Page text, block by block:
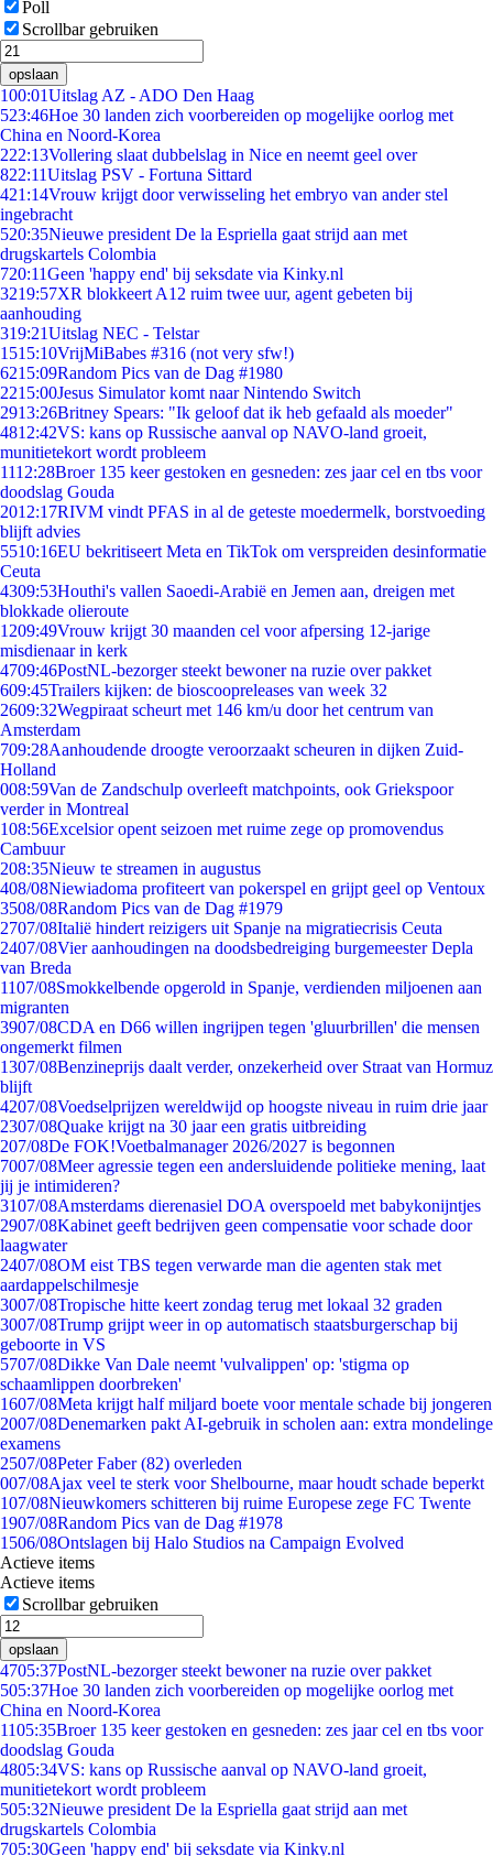
Poll
Scrollbar gebruiken
opslaan
100:01Uitslag AZ - ADO Den Haag
523:46Hoe 30 landen zich voorbereiden op mogelijke oorlog met
China en Noord-Korea
222:13Vollering slaat dubbelslag in Nice en neemt geel over
822:11Uitslag PSV - Fortuna Sittard
421:14Vrouw krijgt door verwisseling het embryo van ander stel
ingebracht
520:35Nieuwe president De la Espriella gaat strijd aan met
drugskartels Colombia
720:11Geen 'happy end' bij seksdate via Kinky.nl
3219:57XR blokkeert A12 ruim twee uur, agent gebeten bij
aanhouding
319:21Uitslag NEC - Telstar
1515:10VrijMiBabes #316 (not very sfw!)
6215:09Random Pics van de Dag #1980
2215:00Jesus Simulator komt naar Nintendo Switch
2913:26Britney Spears: "Ik geloof dat ik heb gefaald als moeder"
4812:42VS: kans op Russische aanval op NAVO-land groeit,
munitietekort wordt probleem
1112:28Broer 135 keer gestoken en gesneden: zes jaar cel en tbs voor
doodslag Gouda
2012:17RIVM vindt PFAS in al de geteste moedermelk, borstvoeding
blijft advies
5510:16EU bekritiseert Meta en TikTok om verspreiden desinformatie
Ceuta
4309:53Houthi's vallen Saoedi-Arabië en Jemen aan, dreigen met
blokkade olieroute
1209:49Vrouw krijgt 30 maanden cel voor afpersing 12-jarige
misdienaar in kerk
4709:46PostNL-bezorger steekt bewoner na ruzie over pakket
609:45Trailers kijken: de bioscoopreleases van week 32
2609:32Wegpiraat scheurt met 146 km/u door het centrum van
Amsterdam
709:28Aanhoudende droogte veroorzaakt scheuren in dijken Zuid-
Holland
008:59Van de Zandschulp overleeft matchpoints, ook Griekspoor
verder in Montreal
108:56Excelsior opent seizoen met ruime zege op promovendus
Cambuur
208:35Nieuw te streamen in augustus
408/08Niewiadoma profiteert van pokerspel en grijpt geel op Ventoux
3508/08Random Pics van de Dag #1979
2707/08Italië hindert reizigers uit Spanje na migratiecrisis Ceuta
2407/08Vier aanhoudingen na doodsbedreiging burgemeester Depla
van Breda
1107/08Smokkelbende opgerold in Spanje, verdienden miljoenen aan
migranten
3907/08CDA en D66 willen ingrijpen tegen 'gluurbrillen' die mensen
ongemerkt filmen
1307/08Benzineprijs daalt verder, onzekerheid over Straat van Hormuz
blijft
4207/08Voedselprijzen wereldwijd op hoogste niveau in ruim drie jaar
2307/08Quake krijgt na 30 jaar een gratis uitbreiding
207/08De FOK!Voetbalmanager 2026/2027 is begonnen
7007/08Meer agressie tegen een andersluidende politieke mening, laat
jij je intimideren?
3107/08Amsterdams dierenasiel DOA overspoeld met babykonijntjes
2907/08Kabinet geeft bedrijven geen compensatie voor schade door
laagwater
2407/08OM eist TBS tegen verwarde man die agenten stak met
aardappelschilmesje
3007/08Tropische hitte keert zondag terug met lokaal 32 graden
3007/08Trump grijpt weer in op automatisch staatsburgerschap bij
geboorte in VS
5707/08Dikke Van Dale neemt 'vulvalippen' op: 'stigma op
schaamlippen doorbreken'
1607/08Meta krijgt half miljard boete voor mentale schade bij jongeren
2007/08Denemarken pakt AI-gebruik in scholen aan: extra mondelinge
examens
2507/08Peter Faber (82) overleden
007/08Ajax veel te sterk voor Shelbourne, maar houdt schade beperkt
107/08Nieuwkomers schitteren bij ruime Europese zege FC Twente
1907/08Random Pics van de Dag #1978
1506/08Ontslagen bij Halo Studios na Campaign Evolved
Actieve items
Actieve items
Scrollbar gebruiken
opslaan
4705:37PostNL-bezorger steekt bewoner na ruzie over pakket
505:37Hoe 30 landen zich voorbereiden op mogelijke oorlog met
China en Noord-Korea
1105:35Broer 135 keer gestoken en gesneden: zes jaar cel en tbs voor
doodslag Gouda
4805:34VS: kans op Russische aanval op NAVO-land groeit,
munitietekort wordt probleem
505:32Nieuwe president De la Espriella gaat strijd aan met
drugskartels Colombia
705:30Geen 'happy end' bij seksdate via Kinky.nl